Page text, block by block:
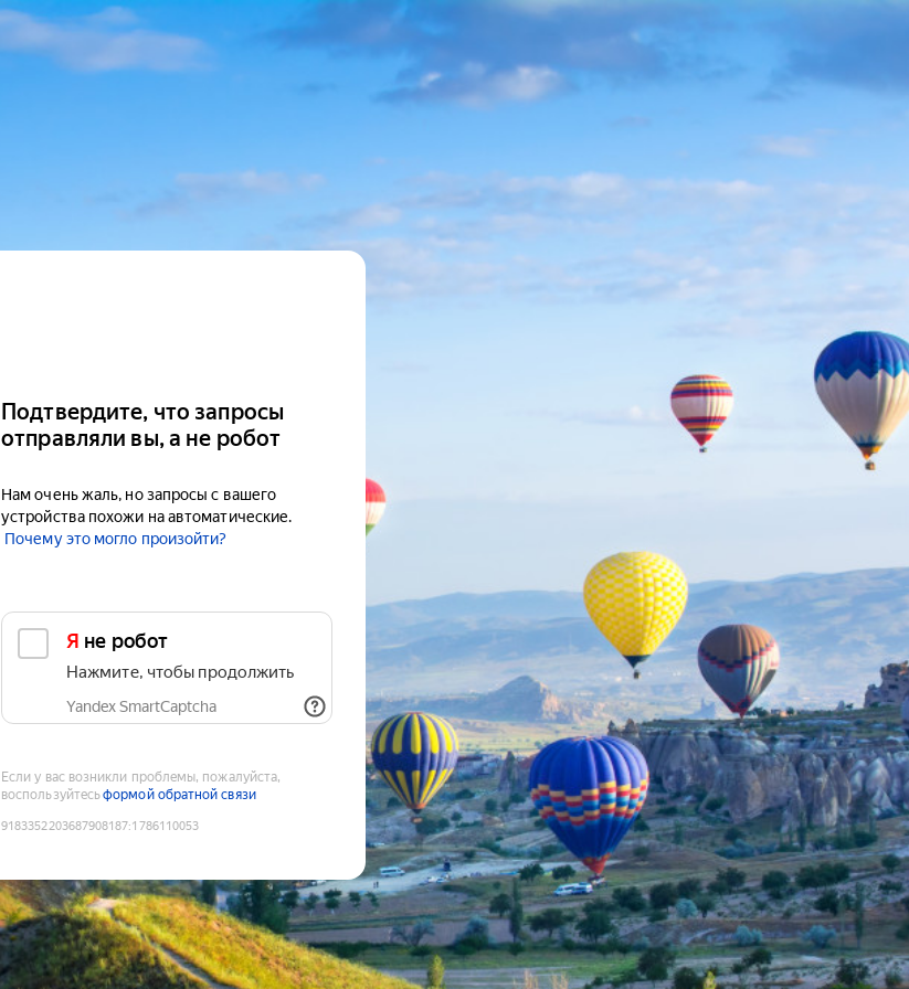
Подтвердите, что запросы
отправляли вы, а не робот
Нам очень жаль, но запросы с вашего
устройства похожи на автоматические.
Почему это могло произойти?
Я не робот
Нажмите, чтобы продолжить
Yandex SmartCaptcha
Если у вас возникли проблемы, пожалуйста,
воспользуйтесьформой обратной связи
9183352203687908187:1786110053